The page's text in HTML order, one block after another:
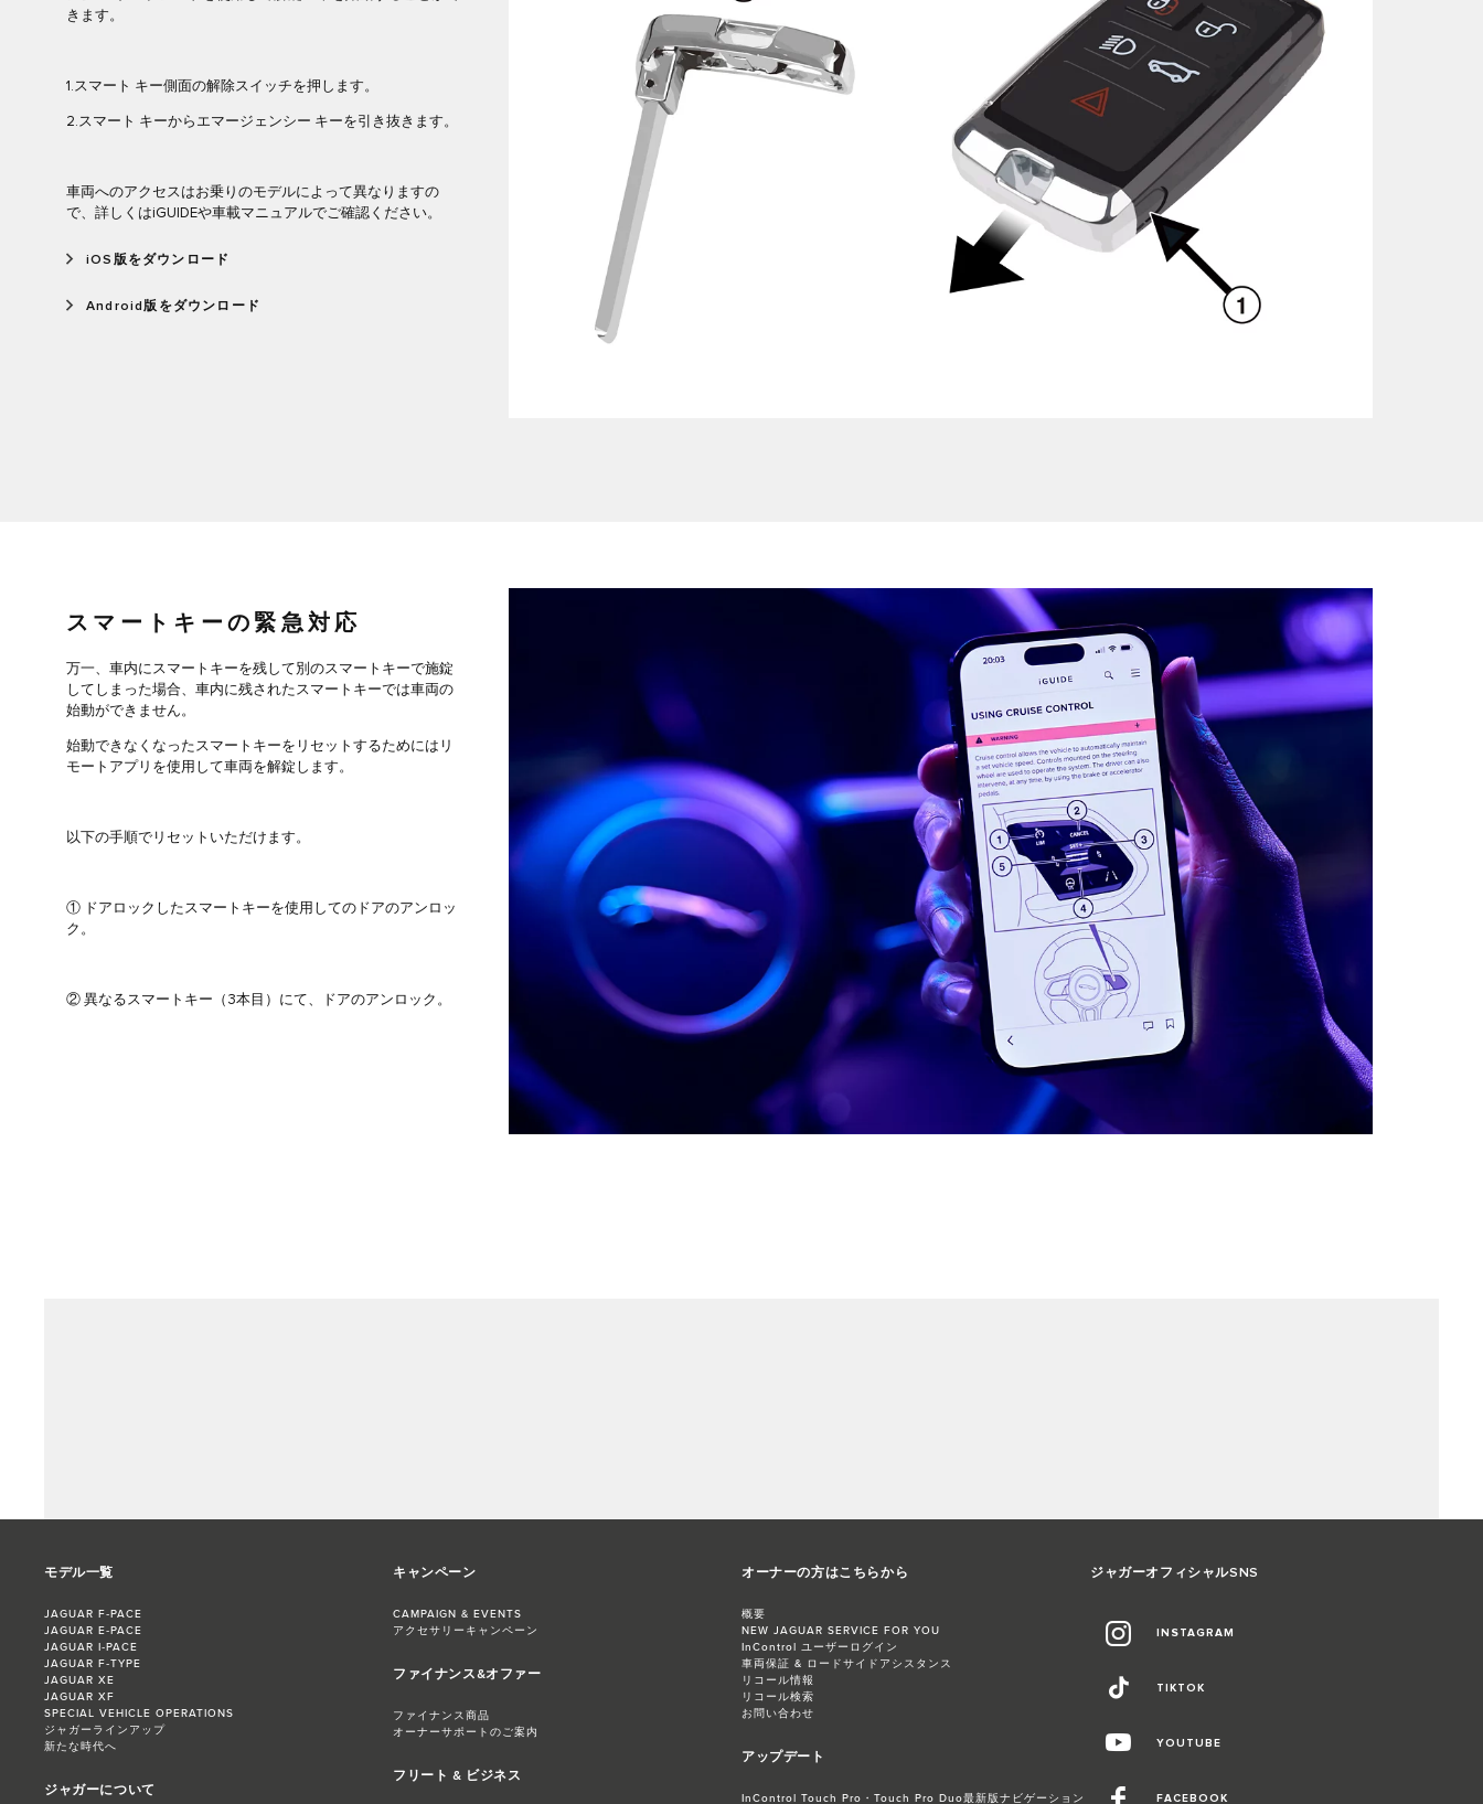
きます。
1.スマート キー側面の解除スイッチを押します。
2.スマート キーからエマージェンシー キーを引き抜きます。
車両へのアクセスはお乗りのモデルによって異なりますの
で、詳しくはiGUIDEや車載マニュアルでご確認ください。
iOS版をダウンロード
Android版をダウンロード
スマートキーの緊急対応
万一、車内にスマートキーを残して別のスマートキーで施錠
してしまった場合、車内に残されたスマートキーでは車両の
始動ができません。
始動できなくなったスマートキーをリセットするためにはリ
モートアプリを使用して車両を解錠します。
以下の手順でリセットいただけます。
① ドアロックしたスマートキーを使用してのドアのアンロッ
ク。
② 異なるスマートキー（3本目）にて、ドアのアンロック。
モデル一覧
JAGUAR F‑PACE
JAGUAR E‑PACE
JAGUAR I‑PACE
JAGUAR F‑TYPE
JAGUAR XE
JAGUAR XF
SPECIAL VEHICLE OPERATIONS
ジャガーラインアップ
新たな時代へ
ジャガーについて
キャンペーン
CAMPAIGN & EVENTS
アクセサリーキャンペーン
ファイナンス&オファー
ファイナンス商品
オーナーサポートのご案内
フリート & ビジネス
オーナーの方はこちらから
概要
NEW JAGUAR SERVICE FOR YOU
InControl ユーザーログイン
車両保証 & ロードサイドアシスタンス
リコール情報
リコール検索
お問い合わせ
アップデート
InControl Touch Pro・Touch Pro Duo最新版ナビゲーション
ジャガーオフィシャルSNS
INSTAGRAM
TIKTOK
YOUTUBE
FACEBOOK